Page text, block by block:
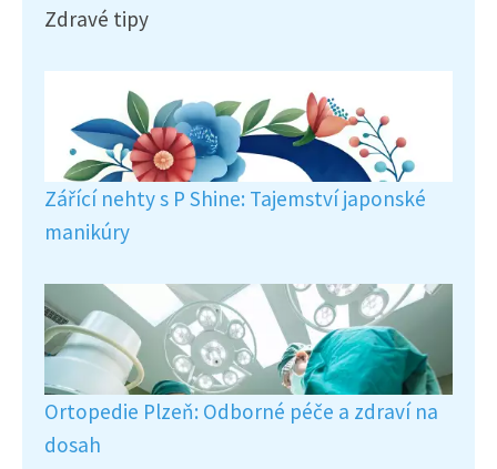
Zdravé tipy
Zářící nehty s P Shine: Tajemství japonské
manikúry
Ortopedie Plzeň: Odborné péče a zdraví na
dosah